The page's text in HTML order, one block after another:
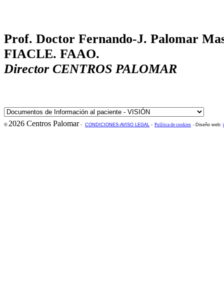
Prof. Doctor Fernando-J. Palomar
FIACLE. FAAO.
Director CENTROS PALOMAR
© 2026 Centros Palomar- CONDICIONES-AVISO LEGAL - Política de cookies - Diseño web: